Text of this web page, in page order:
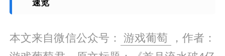
速览
本文来自微信公众号： 游戏葡萄
，作者：